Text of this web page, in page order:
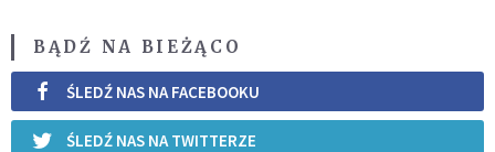
BĄDŹ NA BIEŻĄCO
ŚLEDŹ NAS NA FACEBOOKU
ŚLEDŹ NAS NA TWITTERZE